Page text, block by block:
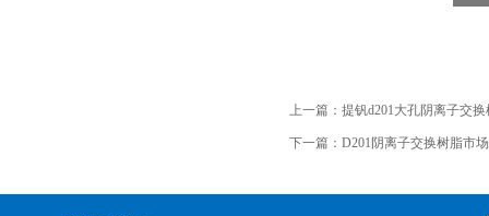
上一篇： 提钒d201大孔阴离子交
下一篇： D201阴离子交换树脂市